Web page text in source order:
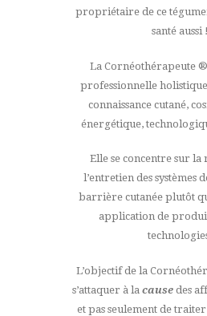
propriétaire de ce
santé aussi !
La Cornéothérapeute ®
professionnelle
connaissance cutané,
énergétique,
Elle se concentre sur
l’entretien des systèmes
barrière cutanée plutôt
application de
L’objectif de la
s’attaquer à la causedes
et pas seulement de